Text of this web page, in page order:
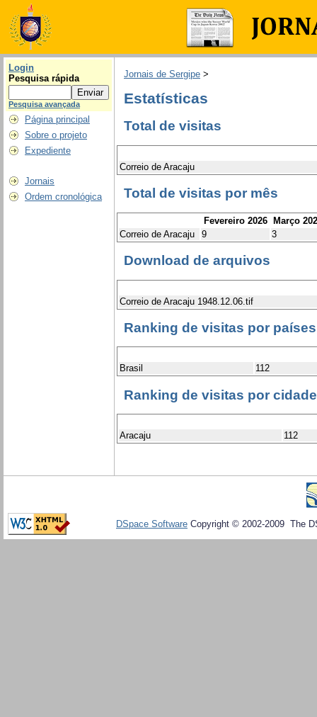
Login
Pesquisa rápida
Pesquisa avançada
Página principal
Sobre o projeto
Expediente
Jornais
Ordem cronológica
Jornais de Sergipe >
Estatísticas
Total de visitas
Correio de Aracaju
Total de visitas por mês
Fevereiro 2026 Março
Correio de Aracaju
9 3
Download de arquivos
Correio de Aracaju 1948.12.06.tif
Ranking de visitas por países
Brasil 112
Ranking de visitas por
Aracaju 112
DSpace Software Copyright © 2002-2009 The